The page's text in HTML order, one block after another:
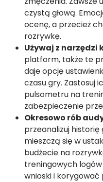
czystą głową.
ocenę, a przecież
rozrywkę.
Używaj z narzędzi
platform, także te
daje opcję
czasu gry. Zastosuj
pulsometru na
zabezpieczenie
Okresowo rób
przeanalizuj
mieszczą się w
budżecie na
treningowych
wnioski i korygować